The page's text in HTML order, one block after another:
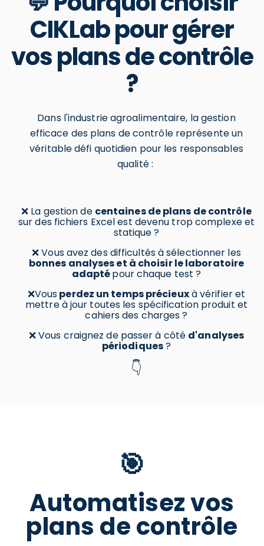
CIKLab pour gérer
vos plans de contrôle
?
Dans l'industrie agroalimentaire, la gestion
efficace des plans de contrôle représente un
véritable défi quotidien pour les responsables
qualité :
❌ La gestion de centaines de plans de contrôle
sur des fichiers Excel est devenu trop complexe et
statique ?
❌ Vous avez des difficultés à sélectionner les
bonnes analyses et à choisir le laboratoire
adaptépour chaque test ?
❌Vousperdez un temps précieuxà vérifier et
mettre à jour toutes les spécification produit et
cahiers des charges ?
❌ Vous craignez de passer à côté d'analyses
périodiques?
👇
🎯
Automatisez vos
plans de contrôle